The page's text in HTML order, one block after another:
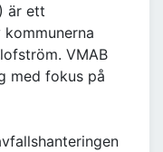
är ett
VMAB
med fokus på